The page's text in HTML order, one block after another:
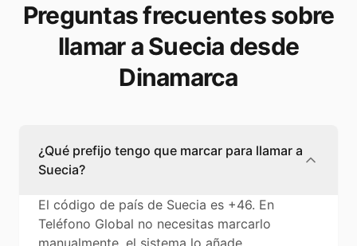
Preguntas frecuentes sobre
llamar a Suecia desde
Dinamarca
¿Qué prefijo tengo que marcar para llamar a
Suecia?
El código de país de Suecia es +46. En
Teléfono Global no necesitas marcarlo